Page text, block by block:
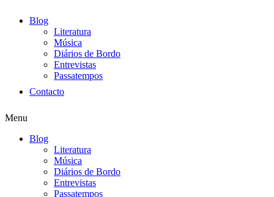
Blog
Literatura
Música
Diários de Bordo
Entrevistas
Passatempos
Contacto
Menu
Blog
Literatura
Música
Diários de Bordo
Entrevistas
Passatempos